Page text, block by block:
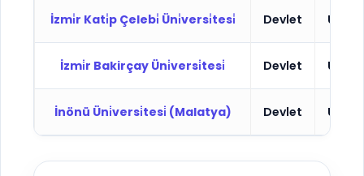
İzmi̇r Kati̇p Çelebi̇ Üni̇versi̇tesi̇ Devlet
İzmi̇r Bakirçay Üni̇versi̇tesi̇ Devlet
İnönü Üni̇versi̇tesi̇ (Malatya) Devlet